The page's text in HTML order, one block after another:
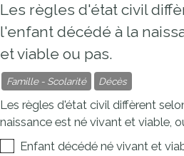
Les règles d'état civil
l'enfant décédé à la
et viable ou pas.
Famille - Scolarité Décès
Les règles d'état civil diffèrent
naissance est né vivant et viable,
Enfant décédé né vivant et